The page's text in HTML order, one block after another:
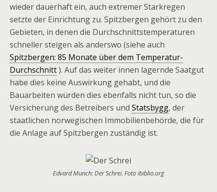
wieder dauerhaft ein, auch extremer Starkregen
setzte der Einrichtung zu. Spitzbergen gehört zu den
Gebieten, in denen die Durchschnittstemperaturen
schneller steigen als anderswo (siehe auch
Spitzbergen: 85 Monate über dem Temperatur-
Durchschnitt). Auf das weiter innen lagernde Saatgut
habe dies keine Auswirkung gehabt, und die
Bauarbeiten würden dies ebenfalls nicht tun, so die
Versicherung des Betreibers und Statsbygg, der
staatlichen norwegischen Immobilienbehörde, die für
die Anlage auf Spitzbergen zuständig ist.
Edvard Munch: Der Schrei. Foto ibiblio.org